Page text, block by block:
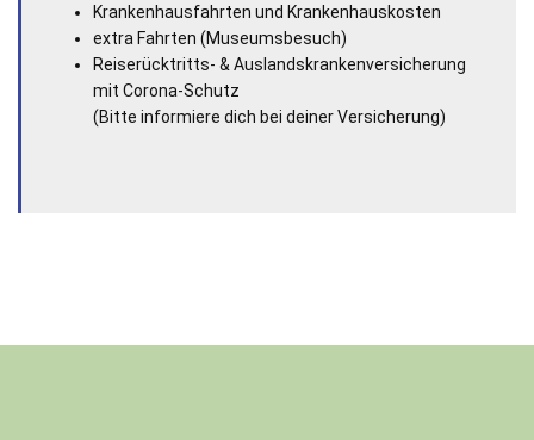
Krankenhausfahrten und Krankenhauskosten
extra Fahrten (Museumsbesuch)
Reiserücktritts- & Auslandskrankenversicherung
mit Corona-Schutz
(Bitte informiere dich bei deiner Versicherung)